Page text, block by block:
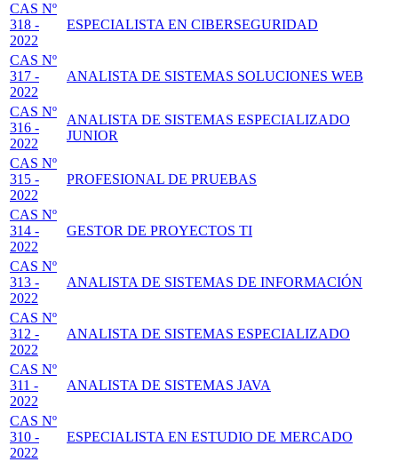
CAS Nº
318 -
2022
ESPECIALISTA EN CIBERSEGURIDAD
CAS Nº
317 -
2022
ANALISTA DE SISTEMAS SOLUCIONES WEB
CAS Nº
316 -
2022
ANALISTA DE SISTEMAS ESPECIALIZADO
JUNIOR
CAS Nº
315 -
2022
PROFESIONAL DE PRUEBAS
CAS Nº
314 -
2022
GESTOR DE PROYECTOS TI
CAS Nº
313 -
2022
ANALISTA DE SISTEMAS DE INFORMACIÓN
CAS Nº
312 -
2022
ANALISTA DE SISTEMAS ESPECIALIZADO
CAS Nº
311 -
2022
ANALISTA DE SISTEMAS JAVA
CAS Nº
310 -
2022
ESPECIALISTA EN ESTUDIO DE MERCADO